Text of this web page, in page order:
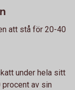
att stå för 20-40
under hela sitt
procent av sin